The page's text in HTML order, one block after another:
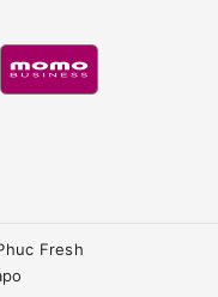
Fresh